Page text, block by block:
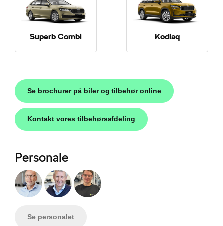
Superb Combi Kodiaq
Se brochurer på biler og tilbehør online
Kontakt vores tilbehørsafdeling
Personale
Se personalet